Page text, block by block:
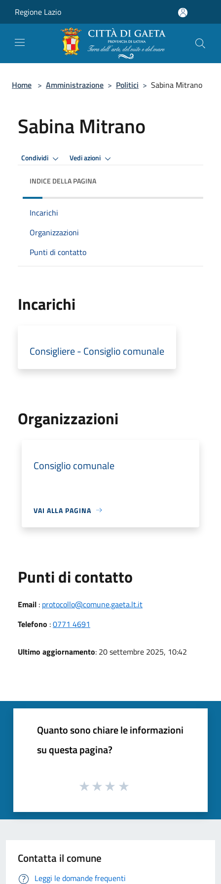
Regione Lazio
Home > Amministrazione > Politici > Sabina Mitrano
Sabina Mitrano
Condividi Vedi azioni
INDICE DELLA PAGINA
Incarichi
Organizzazioni
Punti di contatto
Incarichi
Consigliere - Consiglio comunale
Organizzazioni
Consiglio comunale
VAI ALLA PAGINA
Punti di contatto
Email : protocollo@comune.gaeta.lt.it
Telefono :0771 4691
Ultimo aggiornamento: 20 settembre 2025, 10:42
Quanto sono chiare le informazioni
su questa pagina?
Contatta il comune
Leggi le domande frequenti